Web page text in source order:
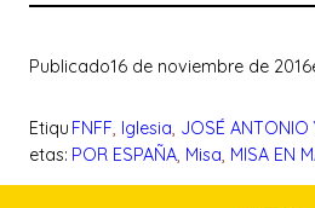
Publicado16 de noviembre de 2016
Etiqu
etas:
FNFF Iglesia JOSÉ ANTONIO
POR ESPAÑA, Misa MISA EN